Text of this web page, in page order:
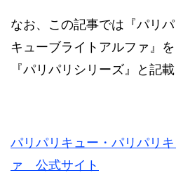
なお、この記事では『パリ
キューブライトアルファ』
『パリパリシリーズ』と記載
パリパリキュー・パリパリ
ァ 公式サイト